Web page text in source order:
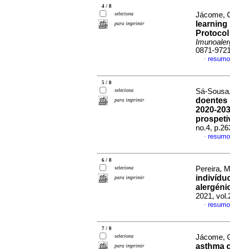
4 / 8
seleciona
para imprimir
Jácome,
0871-
·
5 / 8
seleciona
para imprimir
Sá-
doentes
2020-
no.4,
·
6 / 8
seleciona
para imprimir
Pereira,
2021,
·
7 / 8
seleciona
para imprimir
Jácome,
asthma